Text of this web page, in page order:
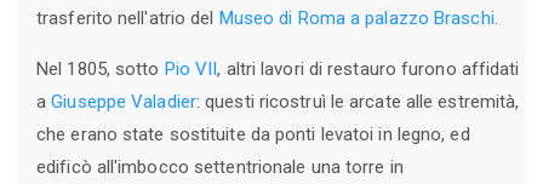
trasferito nell'atrio del Museo di Roma a palazzo Braschi
Nel 1805, sotto Pio VII, altri lavori di restauro furono affidati
aGiuseppe Valadier: questi ricostruì le arcate alle estremità,
che erano state sostituite da ponti levatoi in legno, ed
edificò all'imbocco settentrionale una torre in